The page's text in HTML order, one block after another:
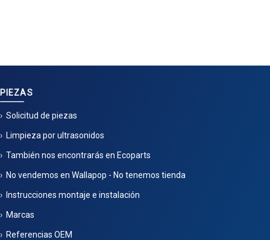
PIEZAS
Solicitud de piezas
Limpieza por ultrasonidos
También nos encontrarás en Ecoparts
No vendemos en Wallapop - No tenemos tienda
Instrucciones montaje e instalación
Marcas
Referencias OEM